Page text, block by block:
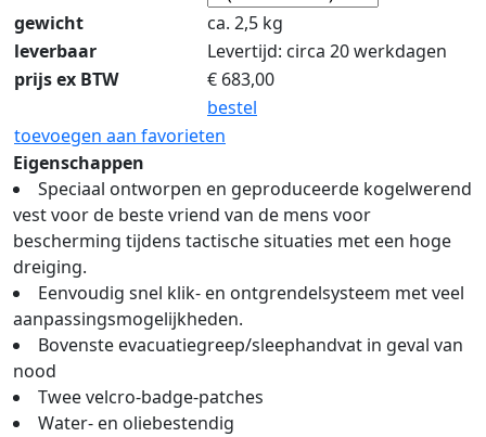
gewicht
ca. 2,5 kg
leverbaar
Levertijd: circa 20 werkdagen
prijs ex BTW
€ 683,00
bestel
toevoegen aan favorieten
Eigenschappen
Speciaal ontworpen en geproduceerde kogelwerend
vest voor de beste vriend van de mens voor
bescherming tijdens tactische situaties met een hoge
dreiging.
Eenvoudig snel klik- en ontgrendelsysteem met veel
aanpassingsmogelijkheden.
Bovenste evacuatiegreep/sleephandvat in geval van
nood
Twee velcro-badge-patches
Water- en oliebestendig